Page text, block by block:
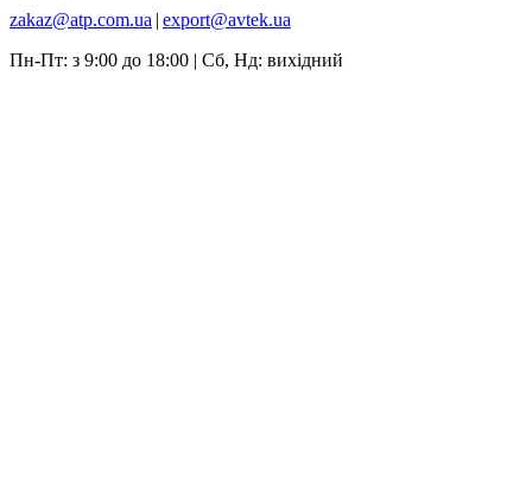
zakaz@atp.com.ua | export@avtek.ua
Пн-Пт: з 9:00 до 18:00 | Сб, Нд: вихідний